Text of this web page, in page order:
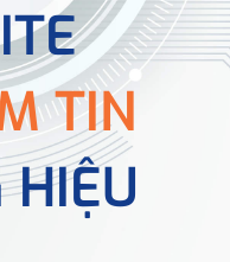
TIN
HIỆU